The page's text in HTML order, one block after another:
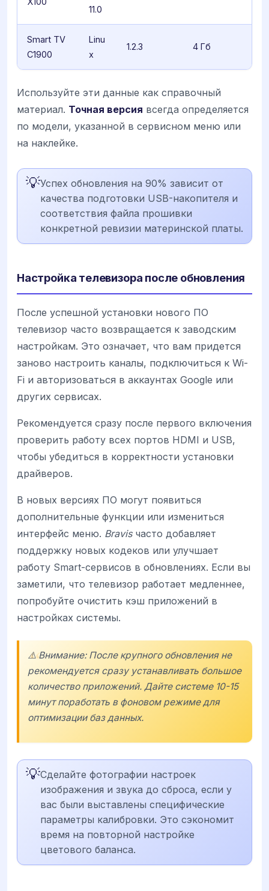
11.0
Smart TV
C1900
Linu
x
1.2.3 4 Гб
Используйте эти данные как справочный
материал. Точная версия всегда определяется
по модели, указанной в сервисном меню или
на наклейке.
💡Успех обновления на 90% зависит от
качества подготовки USB-накопителя и
соответствия файла прошивки
конкретной ревизии материнской платы.
Настройка телевизора после обновления
После успешной установки нового ПО
телевизор часто возвращается к заводским
настройкам. Это означает, что вам придется
заново настроить каналы, подключиться к Wi-
Fi и авторизоваться в аккаунтах Google или
других сервисах.
Рекомендуется сразу после первого включения
проверить работу всех портов HDMI и USB,
чтобы убедиться в корректности установки
драйверов.
В новых версиях ПО могут появиться
дополнительные функции или измениться
интерфейс меню. Bravisчасто добавляет
поддержку новых кодеков или улучшает
работу Smart-сервисов в обновлениях. Если вы
заметили, что телевизор работает медленнее,
попробуйте очистить кэш приложений в
настройках системы.
⚠️ Внимание: После крупного обновления не
рекомендуется сразу устанавливать большое
количество приложений. Дайте системе 10-15
минут поработать в фоновом режиме для
оптимизации баз данных.
💡Сделайте фотографии настроек
изображения и звука до сброса, если у
вас были выставлены специфические
параметры калибровки. Это сэкономит
время на повторной настройке
цветового баланса.